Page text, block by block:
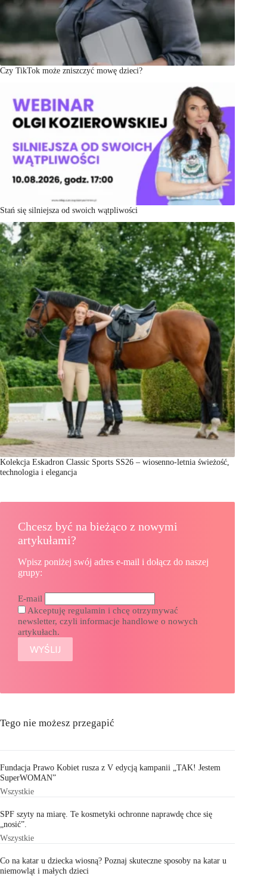
Czy TikTok może zniszczyć mowę dzieci?
Stań się silniejsza od swoich wątpliwości
Kolekcja Eskadron Classic Sports SS26 – wiosenno-letnia świeżość,
technologia i elegancja
Chcesz być na bieżąco z nowymi
artykułami?
Wpisz poniżej swój adres e-mail i dołącz do naszej
grupy:
E-mail
Akceptuję regulamin i chcę otrzymywać
newsletter, czyli informacje handlowe o nowych
artykułach.
Tego nie możesz przegapić
Fundacja Prawo Kobiet rusza z V edycją kampanii „TAK! Jestem
SuperWOMAN”
Wszystkie
SPF szyty na miarę. Te kosmetyki ochronne naprawdę chce się
„nosić”.
Wszystkie
Co na katar u dziecka wiosną? Poznaj skuteczne sposoby na katar u
niemowląt i małych dzieci